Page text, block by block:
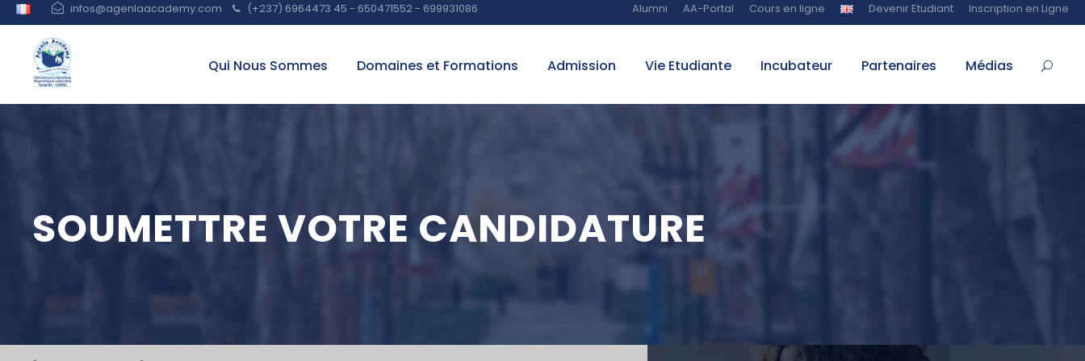
infos@agenlaacademy.com (+237) 6964473 45 - 650471552 - 699931086 Alumni AA-Portal Cours en ligne Devenir Etudiant Inscription en Ligne
Qui Nous Sommes Domaines et Formations Admission Vie Etudiante Incubateur Partenaires Médias
SOUMETTRE VOTRE CANDIDATURE